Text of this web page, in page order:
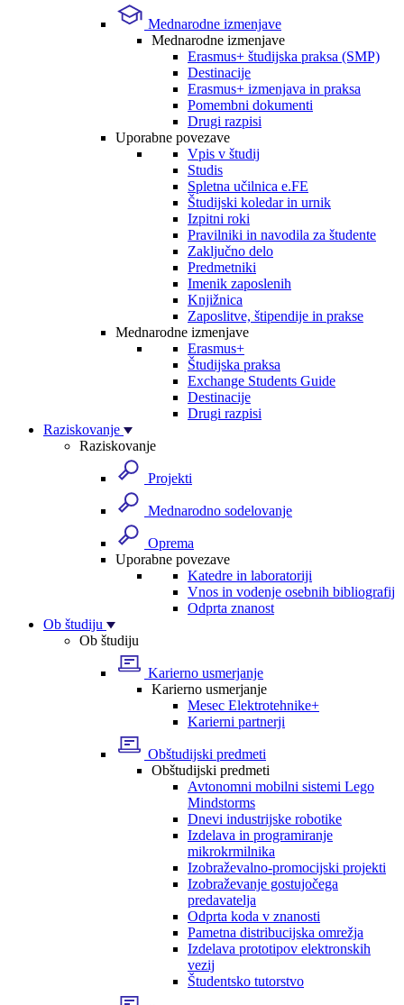
Mednarodne izmenjave
Mednarodne izmenjave
Erasmus+ študijska praksa (SMP)
Destinacije
Erasmus+ izmenjava in praksa
Pomembni dokumenti
Drugi razpisi
Uporabne povezave
Vpis v študij
Studis
Spletna učilnica e.FE
Študijski koledar in urnik
Izpitni roki
Pravilniki in navodila za študente
Zaključno delo
Predmetniki
Imenik zaposlenih
Knjižnica
Zaposlitve, štipendije in prakse
Mednarodne izmenjave
Erasmus+
Študijska praksa
Exchange Students Guide
Destinacije
Drugi razpisi
Raziskovanje
Raziskovanje
Projekti
Mednarodno sodelovanje
Oprema
Uporabne povezave
Katedre in laboratoriji
Vnos in vodenje osebnih bibliografij
Odprta znanost
Ob študiju
Ob študiju
Karierno usmerjanje
Karierno usmerjanje
Mesec Elektrotehnike+
Karierni partnerji
Obštudijski predmeti
Obštudijski predmeti
Avtonomni mobilni sistemi Lego
Mindstorms
Dnevi industrijske robotike
Izdelava in programiranje
mikrokrmilnika
Izobraževalno-promocijski projekti
Izobraževanje gostujočega
predavatelja
Odprta koda v znanosti
Pametna distribucijska omrežja
Izdelava prototipov elektronskih
vezij
Študentsko tutorstvo